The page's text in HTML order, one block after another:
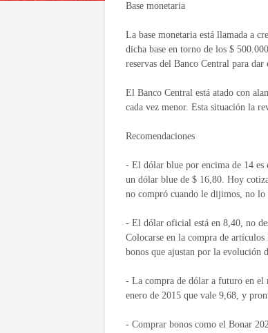
Base monetaria
La base monetaria está llamada a
dicha base en torno de los $
reservas del Banco Central para
El Banco Central está atado con
cada vez menor. Esta situación la
Recomendaciones
- El dólar blue por encima de 14 es
un dólar blue de $ 16,80. Hoy
no compró cuando le dijimos, no lo
- El dólar oficial está en 8,40, no
Colocarse en la compra de
bonos que ajustan por la evolución
- La compra de dólar a futuro en el
enero de 2015 que vale 9,68, y
- Comprar bonos como el Bonar